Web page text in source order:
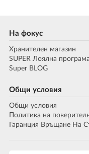
На фокус
Хранителен магазин
SUPER Лоялна програма
Super BLOG
Общи условия
Общи условия
Политика на
Гаранция Връщане На